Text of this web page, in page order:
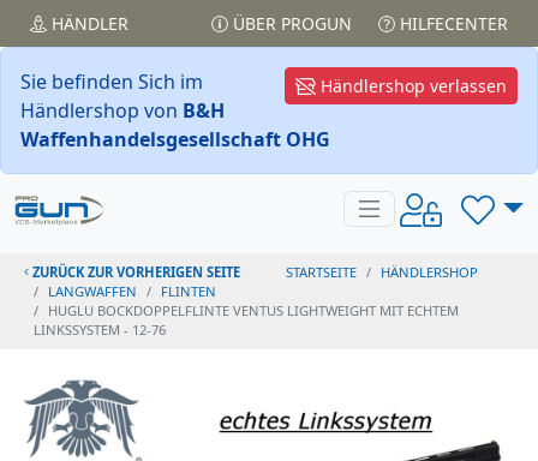
HÄNDLER ÜBER PROGUN HILFECENTER
Händlershop verlassen
Sie befinden Sich im
Händlershop von B&H
Waffenhandelsgesellschaft OHG
ZURÜCK ZUR VORHERIGEN SEITE STARTSEITE
HÄNDLERSHOP
LANGWAFFEN
FLINTEN
HUGLU BOCKDOPPELFLINTE VENTUS LIGHTWEIGHT MIT ECHTEM
LINKSSYSTEM - 12-76